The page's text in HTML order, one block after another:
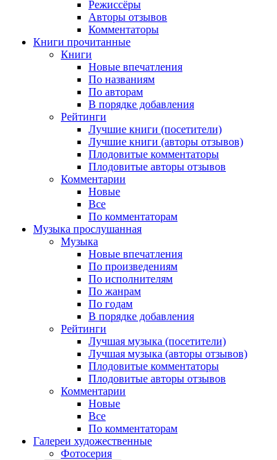
Режиссёры
Авторы отзывов
Комментаторы
Книги прочитанные
Книги
Новые впечатления
По названиям
По авторам
В порядке добавления
Рейтинги
Лучшие книги (посетители)
Лучшие книги (авторы отзывов)
Плодовитые комментаторы
Плодовитые авторы отзывов
Комментарии
Новые
Все
По комментаторам
Музыка прослушанная
Музыка
Новые впечатления
По произведениям
По исполнителям
По жанрам
По годам
В порядке добавления
Рейтинги
Лучшая музыка (посетители)
Лучшая музыка (авторы отзывов)
Плодовитые комментаторы
Плодовитые авторы отзывов
Комментарии
Новые
Все
По комментаторам
Галереи художественные
Фотосерия